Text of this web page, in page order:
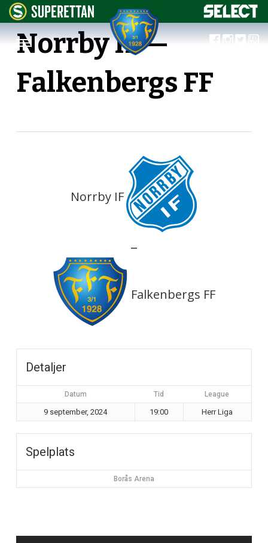
Norrby IF —
Falkenbergs FF
Norrby IF
—
Falkenbergs FF
Detaljer
Datum Tid League
9 september, 2024 19:00 Herr Liga
Spelplats
Borås Arena